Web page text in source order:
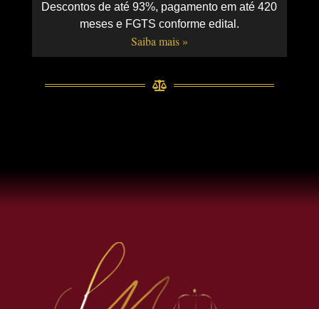
Descontos de até 93%, pagamento em até 420
meses e FGTS conforme edital.
Saiba mais »